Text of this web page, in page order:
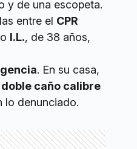
y de una escopeta.
entre el CPR
I.L., de 38 años,
. En su casa,
caño calibre
lo denunciado.